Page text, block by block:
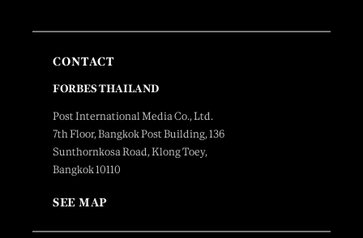
CONTACT
FORBES THAILAND
Post International Media Co., Ltd.
7th Floor, Bangkok Post Building, 136
Sunthornkosa Road, Klong Toey,
Bangkok 10110
SEE MAP